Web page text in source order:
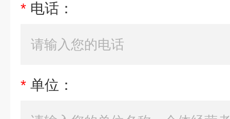
* 电话：
* 单位：